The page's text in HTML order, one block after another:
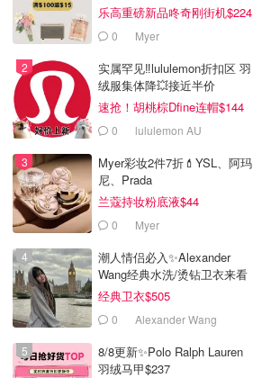
乐高重磅新品咚奇刚街机$224
0 Myer
实属罕见‼️lululemon折扣区 羽
绒服集体降💥接近半价
速抢！胡桃棕Dfine连帽$144
0 lululemon AU
Myer彩妆2件7折💄YSL、阿玛
尼、Prada
兰蔻持妆粉底液$44
0 Myer
潮人情侣必入✨Alexander
Wang经典水洗/烫钻卫衣来看
经典卫衣$505
0 Alexander Wang
8/8更新✨Polo Ralph Lauren
羽绒马甲$237